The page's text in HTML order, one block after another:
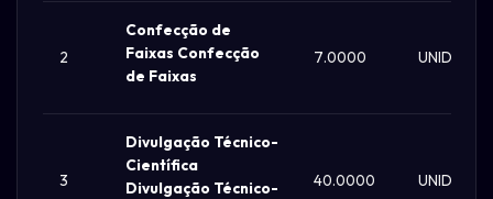
2
Confecção de
Faixas Confecção
de Faixas
7.0000 UNIDADE
3
Divulgação Técnico-
Científica
Divulgação Técnico-
40.0000 UNIDADE